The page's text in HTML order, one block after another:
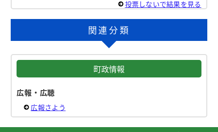
投票しないで結果を見る
関連分類
町政情報
広報・広聴
広報さよう